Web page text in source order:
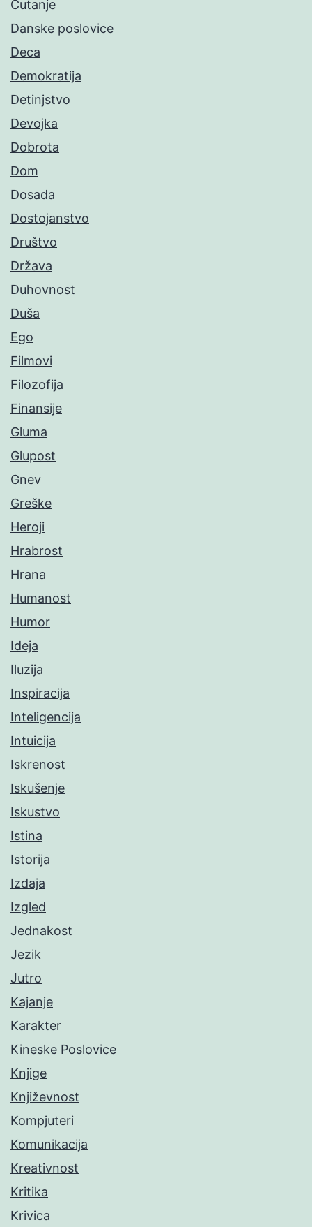
Ćutanje
Danske poslovice
Deca
Demokratija
Detinjstvo
Devojka
Dobrota
Dom
Dosada
Dostojanstvo
Društvo
Država
Duhovnost
Duša
Ego
Filmovi
Filozofija
Finansije
Gluma
Glupost
Gnev
Greške
Heroji
Hrabrost
Hrana
Humanost
Humor
Ideja
Iluzija
Inspiracija
Inteligencija
Intuicija
Iskrenost
Iskušenje
Iskustvo
Istina
Istorija
Izdaja
Izgled
Jednakost
Jezik
Jutro
Kajanje
Karakter
Kineske Poslovice
Knjige
Književnost
Kompjuteri
Komunikacija
Kreativnost
Kritika
Krivica